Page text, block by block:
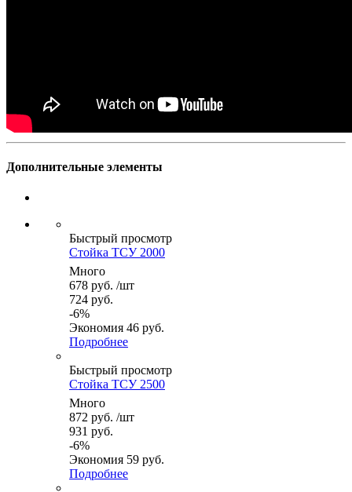
Дополнительные элементы
Быстрый просмотр
Стойка ТСУ 2000
Много
678 руб. /шт
724 руб.
-6%
Экономия 46 руб.
Подробнее
Быстрый просмотр
Стойка ТСУ 2500
Много
872 руб. /шт
931 руб.
-6%
Экономия 59 руб.
Подробнее